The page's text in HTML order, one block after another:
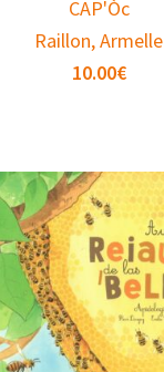
CAP'Òc
Raillon, Armelle
10.00€